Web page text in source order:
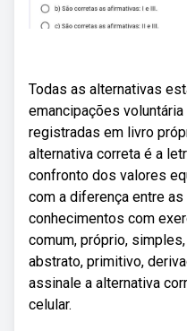
Todas as alternativas
emancipações
registradas em livro
alternativa correta é a
confronto dos valores
com a diferença entre
conhecimentos com
comum, próprio,
abstrato, primitivo,
assinale a alternativa
celular.